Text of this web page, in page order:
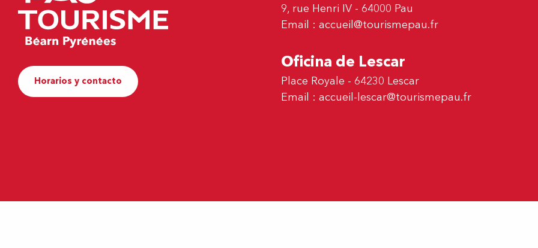
Horarios y contacto
9, rue Henri IV - 64000 Pau
Email : accueil@tourismepau.fr
Oficina de Lescar
Place Royale - 64230 Lescar
Email : accueil-lescar@tourismepau.fr